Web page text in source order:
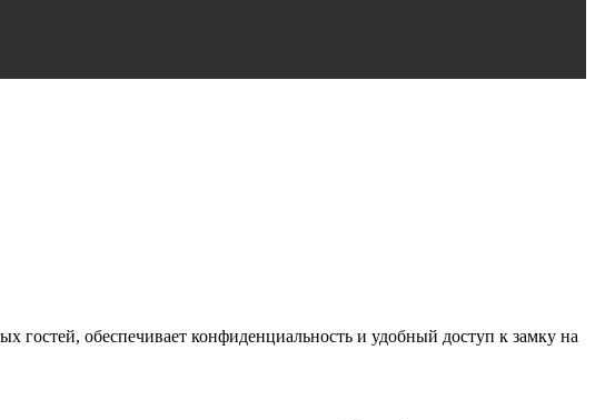
обеспечивает конфиденциальность и удобный доступ к замку на